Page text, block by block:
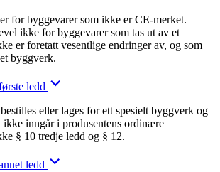
for byggevarer som ikke er CE-merket.
ikke for byggevarer som tas ut av et
er foretatt vesentlige endringer av, og som
byggverk.
ledd
eller lages for ett spesielt byggverk og
ikke inngår i produsentens ordinære
§ 10 tredje ledd og § 12.
ledd